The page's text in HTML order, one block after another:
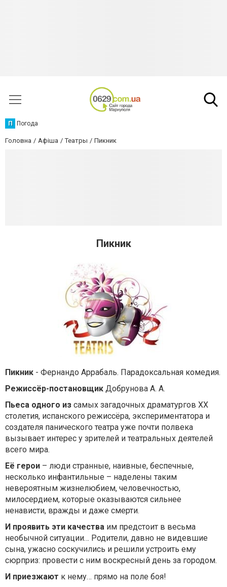
П Погода
Головна Афіша Театры Пикник
Пикник
Пикник - Фернандо Аррабаль. Парадоксальная комедия.
Режиссёр-постановщик Добрунова А. А.
Пьеса одного из самых загадочных драматургов ХХ
столетия, испанского режиссёра, экспериментатора и
создателя панического театра уже почти полвека
вызывает интерес у зрителей и театральных деятелей
всего мира.
Её герои – люди странные, наивные, беспечные,
несколько инфантильные – наделены таким
невероятным жизнелюбием, человечностью,
милосердием, которые оказываются сильнее
ненависти, вражды и даже смерти.
И проявить эти качества им предстоит в весьма
необычной ситуации… Родители, давно не видевшие
сына, ужасно соскучились и решили устроить ему
сюрприз: провести с ним воскресный день за городом.
И приезжают к нему… прямо на поле боя!